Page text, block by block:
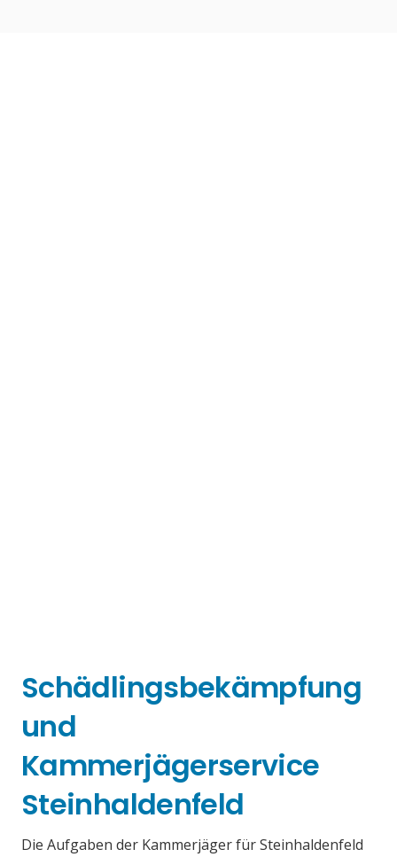
Schädlingsbekämpfung
und
Kammerjägerservice
Steinhaldenfeld
Die Aufgaben der Kammerjäger für Steinhaldenfeld